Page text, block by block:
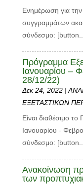
Ενημέρωση για
συγγραμμάτων
σύνδεσμο: [button...
Πρόγραμμα
Ιανουαρίου –
28/12/22)
Δεκ 24, 2022|
ΕΞΕΤΑΣΤΙΚΩΝ
Είναι διαθέσιμο
Ιανουαρίου -
σύνδεσμο: [button...
Ανακοίνωση
των